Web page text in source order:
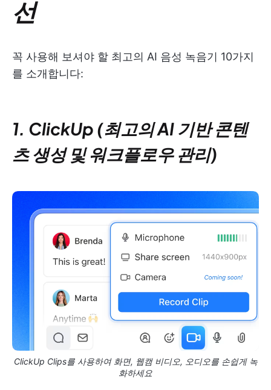
선
꼭 사용해 보셔야 할 최고의 AI 음성 녹음기 10가지
를 소개합니다:
1. ClickUp (최고의 AI 기반 콘텐
츠 생성 및 워크플로우 관리)
ClickUp Clips를 사용하여 화면, 웹캠 비디오, 오디오를 손쉽게 녹
화하세요